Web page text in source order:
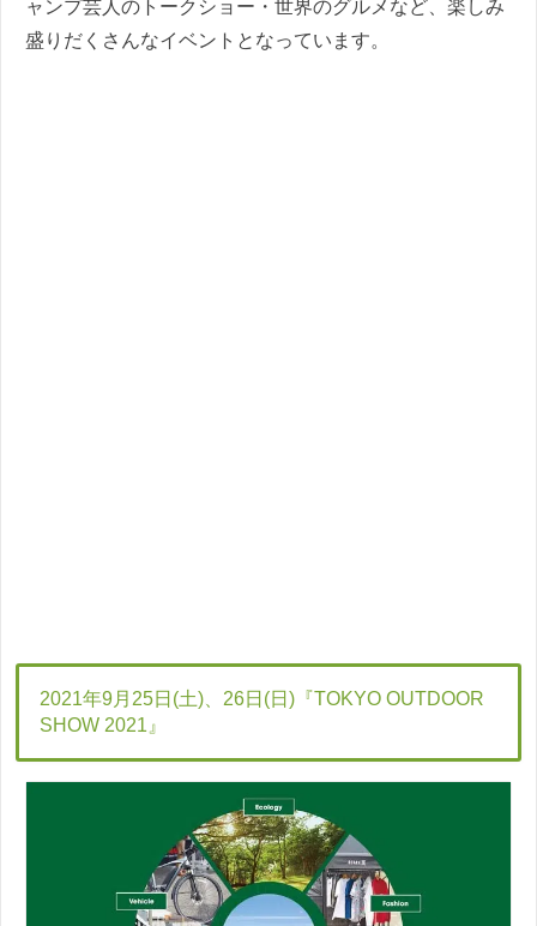
ャンプ芸人のトークショー・世界のグルメなど、楽しみ
盛りだくさんなイベントとなっています。
2021年9月25日(土)、26日(日)『TOKYO OUTDOOR
SHOW 2021』